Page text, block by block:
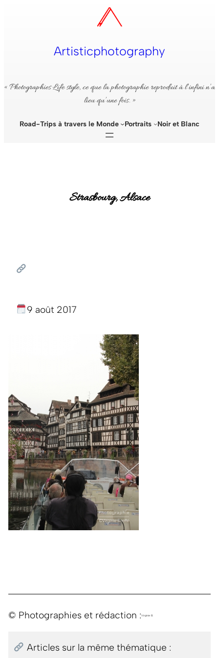
Artisticphotography
« Photographies Life style, ce que la photographie reproduit à l’infini n’a
lieu qu’une fois. »
Road-Trips à travers le Monde Portraits Noir et Blanc
Strasbourg, Alsace
9 août 2017
© Photographies et rédaction :Virginie B.
Articles sur la même thématique :